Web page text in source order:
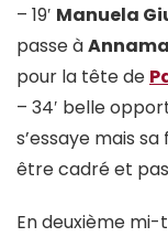
– 19′ Manuela
passe à
pour la tête de
– 34′ belle
s’essaye mais
être cadré et
En deuxième